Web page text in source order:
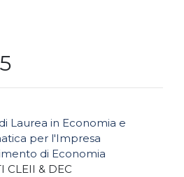
Laurea in Economia e
per l'Impresa
di Economia
CLEII & DEC